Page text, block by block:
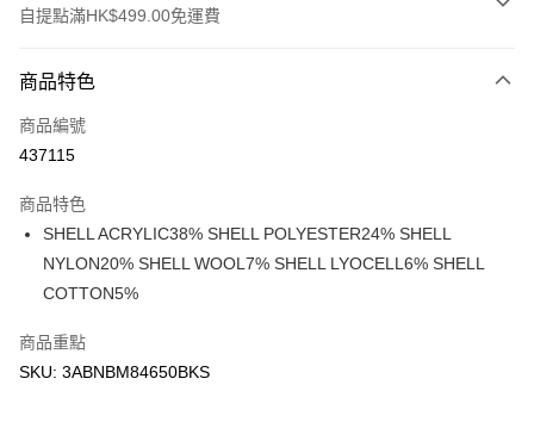
自提點滿HK$499.00免運費
信用卡
Apple Pay
AlipayHK
WeChat Pay
送貨方式
付款後順豐站及營業點
商品特色
商品編號
437115
商品特色
SHELL ACRYLIC38% SHELL POLYESTER24% SHELL
NYLON20% SHELL WOOL7% SHELL LYOCELL6% SHELL
COTTON5%
商品重點
SKU: 3ABNBM84650BKS